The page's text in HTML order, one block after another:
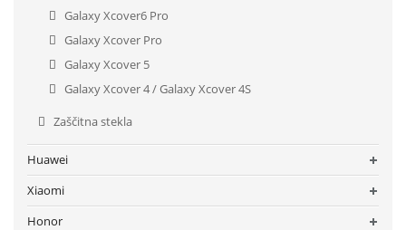
Galaxy Xcover6 Pro
Galaxy Xcover Pro
Galaxy Xcover 5
Galaxy Xcover 4 / Galaxy Xcover 4S
Zaščitna stekla
Huawei
Xiaomi
Honor